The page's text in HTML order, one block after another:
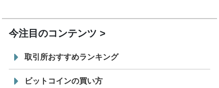
今注目のコンテンツ
取引所おすすめランキング
ビットコインの買い方